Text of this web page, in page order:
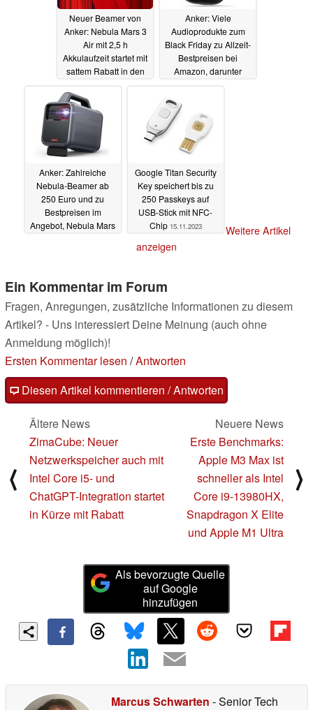
Neuer Beamer von
Anker: Nebula Mars 3
Air mit 2,5 h
Akkulaufzeit startet mit
sattem Rabatt in den
Anker: Viele
Audioprodukte zum
Black Friday zu Allzeit-
Bestpreisen bei
Amazon, darunter
Lautsprecher
Anker: Zahlreiche
Nebula-Beamer ab
250 Euro und zu
Bestpreisen im
Angebot, Nebula Mars
Google Titan Security
Key speichert bis zu
250 Passkeys auf
USB-Stick mit NFC-
Chip 15.11.2023
Weitere Artikel
anzeigen
Ein Kommentar im Forum
Fragen, Anregungen, zusätzliche Informationen zu diesem
Artikel? - Uns interessiert Deine Meinung (auch ohne
Anmeldung möglich)!
Ersten Kommentar lesen /Antworten
Diesen Artikel kommentieren / Antworten
⟨
Ältere News
ZimaCube: Neuer
Netzwerkspeicher auch mit
Intel Core i5- und
ChatGPT-Integration startet
in Kürze mit Rabatt
Neuere News
Erste Benchmarks:
Apple M3 Max ist
schneller als Intel
Core i9-13980HX,
Snapdragon X Elite
und Apple M1 Ultra
⟩
Als bevorzugte Quelle
auf Google
hinzufügen
Marcus Schwarten - Senior Tech